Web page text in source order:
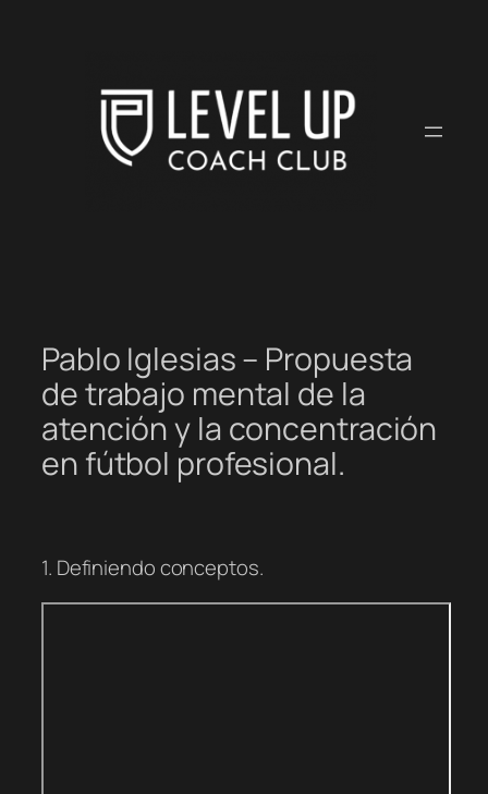
Pablo Iglesias – Propuesta
de trabajo mental de la
atención y la concentración
en fútbol profesional.
1. Definiendo conceptos.